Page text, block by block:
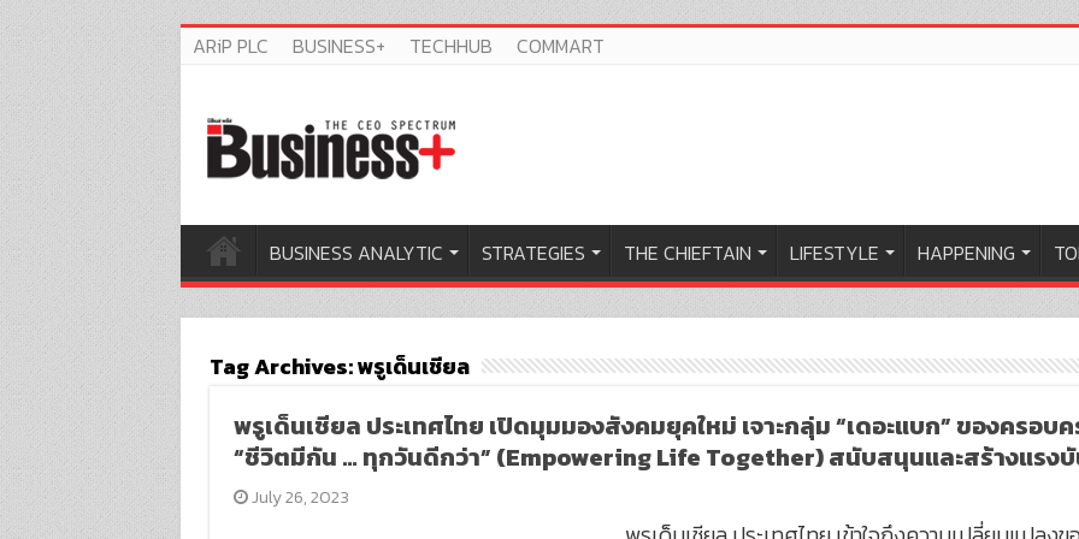
ARiP PLC BUSINESS+ TECHHUB COMMART
BUSINESS ANALYTIC STRATEGIES THE CHIEFTAIN LIFESTYLE HAPPENING
Tag Archives:พรูเด็นเชียล
พรูเด็นเชียล ประเทศไทย เปิดมุมมองสังคมยุคใหม่ เจาะกลุ่ม “เดอะแบก” ของคร
“ชีวิตมีกัน … ทุกวันดีกว่า” (Empowering Life Together) สนับสนุนและสร้างแรง
July 26, 2023